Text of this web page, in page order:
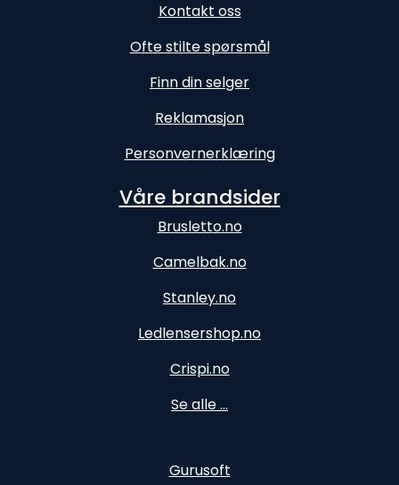
Kontakt oss
Ofte stilte spørsmål
Finn din selger
Reklamasjon
Personvernerklæring
Våre brandsider
Brusletto.no
Camelbak.no
Stanley.no
Ledlensershop.no
Crispi.no
Se alle ...
Gurusoft